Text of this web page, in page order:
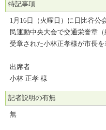
特記事項
1月16日（火曜日）に日比谷公
民運動中央大会で交通栄誉章
受章された小林正孝様が市長を
出席者
小林 正孝 様
記者説明の有無
無